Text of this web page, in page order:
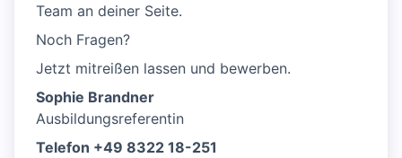
Team an deiner Seite.
Noch Fragen?
Jetzt mitreißen lassen und bewerben.
Sophie Brandner
Ausbildungsreferentin
Telefon +49 8322 18-251